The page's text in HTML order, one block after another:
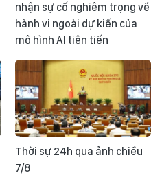
nhận sự cố nghiêm trọng về
hành vi ngoài dự kiến của
mô hình AI tiên tiến
Thời sự 24h qua ảnh chiều
7/8